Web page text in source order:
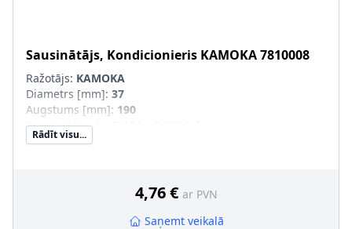
Sausinātājs, Kondicionieris KAMOKA7810008
Ražotājs: KAMOKA
Diametrs [mm]: 37
Augstums [mm]: 190
Dzesējošā viela
Rādīt visu...
4,76 € ar PVN
Saņemt veikalā